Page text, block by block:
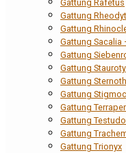
Gattung Rafetus
Gattung
Gattung
Gattung Sacalia
Gattung
Gattung
Gattung
Gattung
Gattung
Gattung
Gattung
Gattung Trionyx